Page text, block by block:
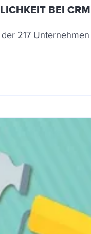
BEI
217